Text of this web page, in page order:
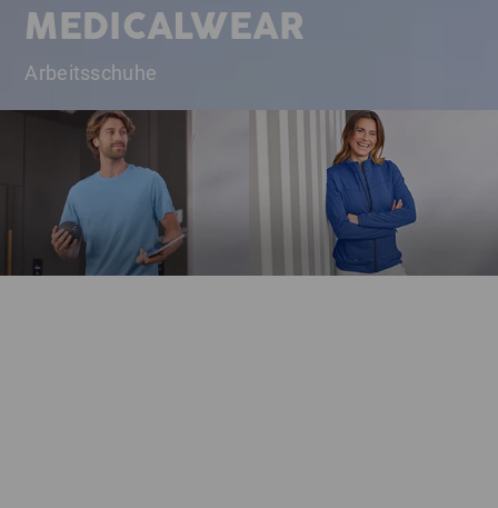
MEDICALWEAR
Arbeitsschuhe